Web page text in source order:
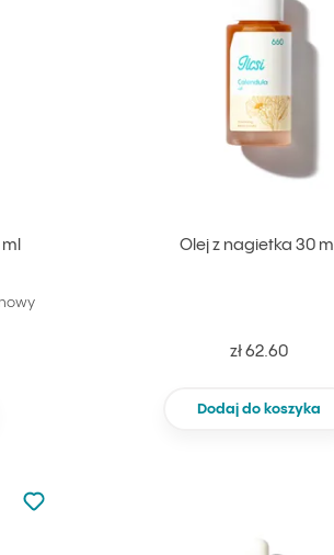
Olej z nagietka 30 ml
zł 62.60
Dodaj do koszyka
Nie dodano do ulubionych
Dodaj do ulubionych